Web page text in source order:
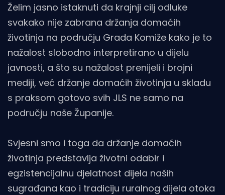
ŽeIim jasno istaknuti da krajnji cilj odluke
svakako nije zabrana držanja domaćih
životinja na području Grada Komiže kako je to
nažalost slobodno interpretirano u dijelu
javnosti, a što su nažalost prenijeli i brojni
mediji, već držanje domaćih životinja u skladu
s praksom gotovo svih JLS ne samo na
području naše Županije.
Svjesni smo i toga da držanje domaćih
životinja predstavlja životni odabir i
egzistencijalnu djelatnost dijela naših
sugrađana kao i tradiciju ruralnog dijela otoka